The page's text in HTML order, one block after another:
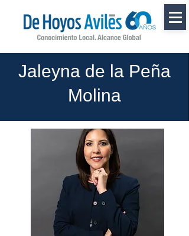
Jaleyna de la Peña
Molina